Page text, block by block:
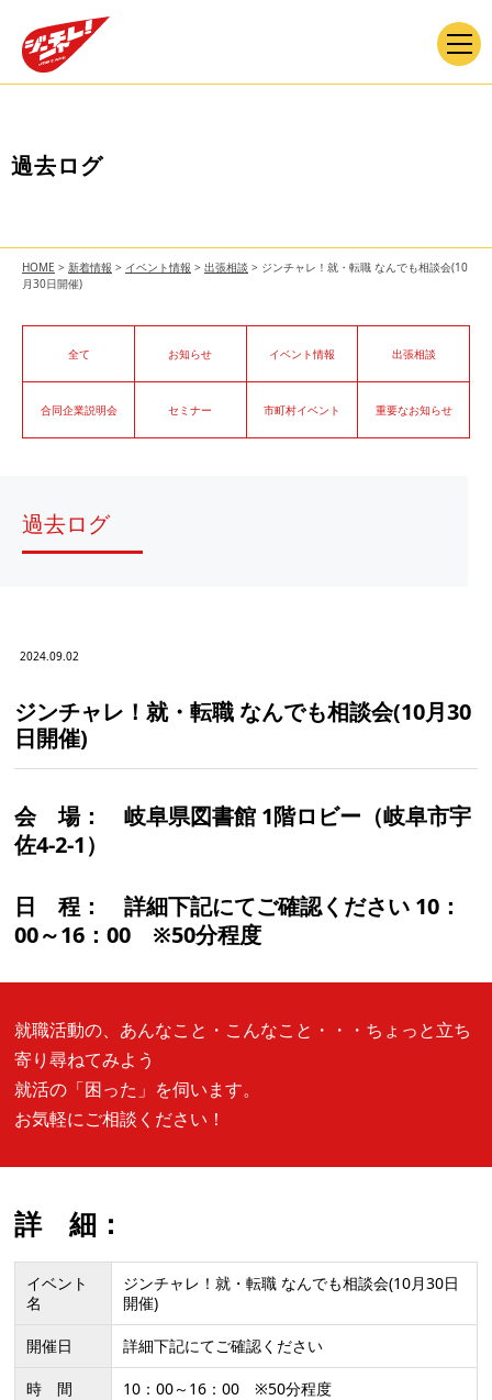
過去ログ
HOME > 新着情報 > イベント情報 > 出張相談 > ジンチャレ！就・転職 なんでも相談会(10
月30日開催)
全て お知らせ イベント情報 出張相談
合同企業説明会 セミナー 市町村イベント 重要なお知らせ
過去ログ
2024.09.02
ジンチャレ！就・転職 なんでも相談会(10月30
日開催)
会 場：
岐阜県図書館 1階ロビー（岐阜市宇
佐4-2-1）
日 程：
詳細下記にてご確認ください 10：
00～16：00 ※50分程度
就職活動の、あんなこと・こんなこと・・・ちょっと立ち
寄り尋ねてみよう
就活の「困った」を伺います。
お気軽にご相談ください！
詳 細：
イベント
名
ジンチャレ！就・転職 なんでも相談会(10月30日
開催)
開催日 詳細下記にてご確認ください
時 間 10：00～16：00 ※50分程度